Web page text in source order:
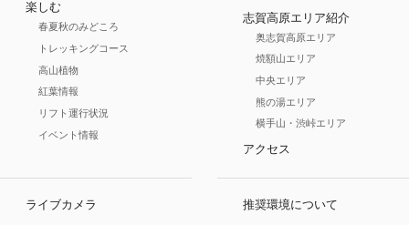
楽しむ
春夏秋のみどころ
トレッキングコース
高山植物
紅葉情報
リフト運行状況
イベント情報
志賀高原エリア紹介
奥志賀高原エリア
焼額山エリア
中央エリア
熊の湯エリア
横手山・渋峠エリア
アクセス
ライブカメラ 推奨環境について